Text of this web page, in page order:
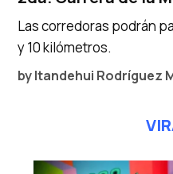
byItandehui Rodríguez
Las corredoras podrán
y 10 kilómetros.